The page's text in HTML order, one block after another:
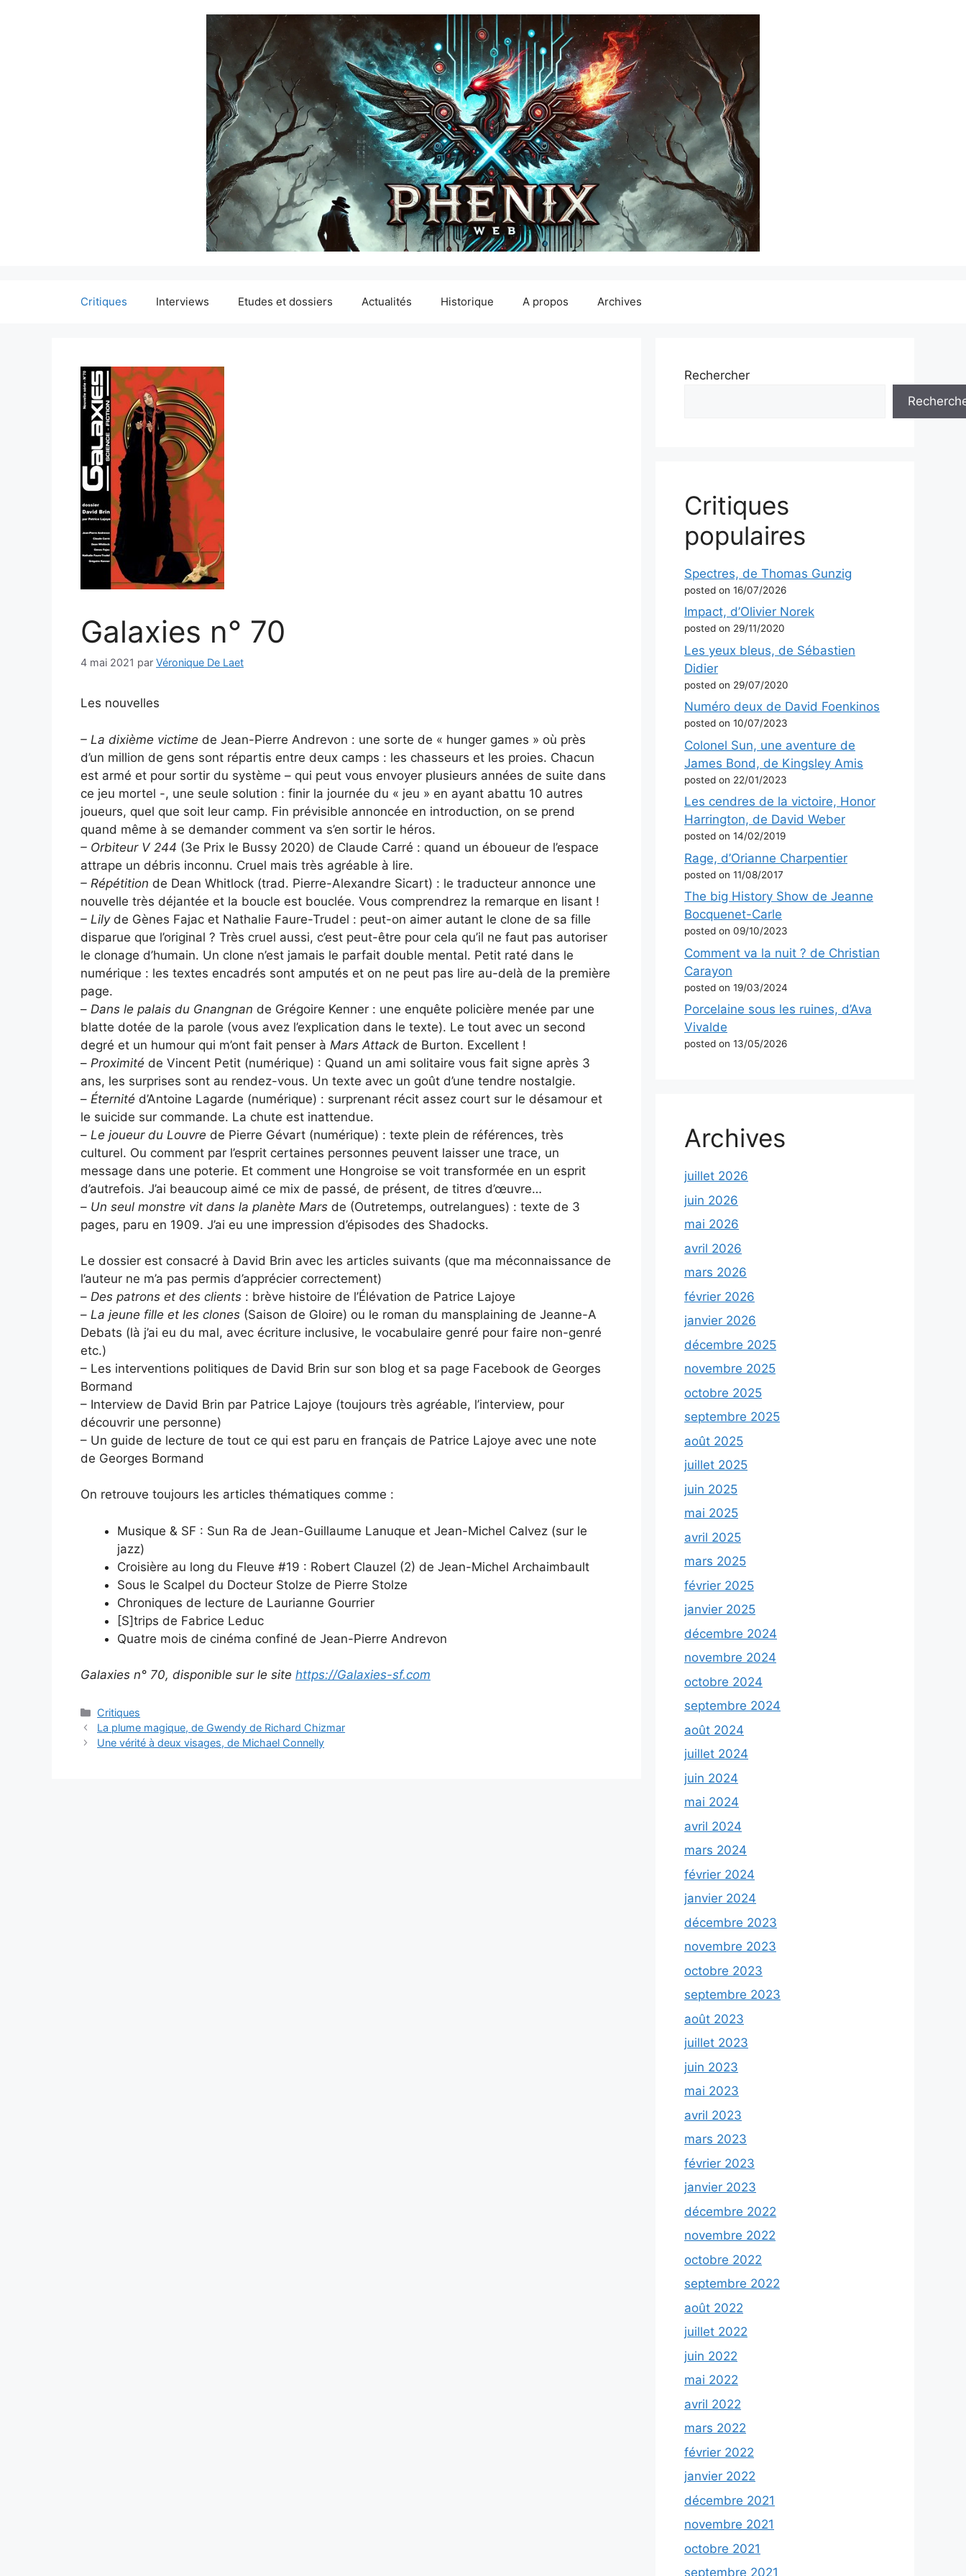
Critiques Interviews Etudes et dossiers Actualités Historique A propos Archives
Galaxies n° 70
4 mai 2021 par Véronique De Laet
Les nouvelles
– La dixième victime de Jean-Pierre Andrevon : une sorte de « hunger games » où près
d’un million de gens sont répartis entre deux camps : les chasseurs et les proies. Chacun
est armé et pour sortir du système – qui peut vous envoyer plusieurs années de suite dans
ce jeu mortel -, une seule solution : finir la journée du « jeu » en ayant abattu 10 autres
joueurs, quel que soit leur camp. Fin prévisible annoncée en introduction, on se prend
quand même à se demander comment va s’en sortir le héros.
– Orbiteur V 244 (3e Prix le Bussy 2020) de Claude Carré : quand un éboueur de l’espace
attrape un débris inconnu. Cruel mais très agréable à lire.
– Répétition de Dean Whitlock (trad. Pierre-Alexandre Sicart) : le traducteur annonce une
nouvelle très déjantée et la boucle est bouclée. Vous comprendrez la remarque en lisant !
– Lilyde Gènes Fajac et Nathalie Faure-Trudel : peut-on aimer autant le clone de sa fille
disparue que l’original ? Très cruel aussi, c’est peut-être pour cela qu’il ne faut pas autoriser
le clonage d’humain. Un clone n’est jamais le parfait double mental. Petit raté dans le
numérique : les textes encadrés sont amputés et on ne peut pas lire au-delà de la première
page.
– Dans le palais du Gnangnan de Grégoire Kenner : une enquête policière menée par une
blatte dotée de la parole (vous avez l’explication dans le texte). Le tout avec un second
degré et un humour qui m’ont fait penser à Mars Attack de Burton. Excellent !
– Proximité de Vincent Petit (numérique) : Quand un ami solitaire vous fait signe après 3
ans, les surprises sont au rendez-vous. Un texte avec un goût d’une tendre nostalgie.
– Éternité d’Antoine Lagarde (numérique) : surprenant récit assez court sur le désamour et
le suicide sur commande. La chute est inattendue.
– Le joueur du Louvre de Pierre Gévart (numérique) : texte plein de références, très
culturel. Ou comment par l’esprit certaines personnes peuvent laisser une trace, un
message dans une poterie. Et comment une Hongroise se voit transformée en un esprit
d’autrefois. J’ai beaucoup aimé ce mix de passé, de présent, de titres d’œuvre…
– Un seul monstre vit dans la planète Mars de (Outretemps, outrelangues) : texte de 3
pages, paru en 1909. J’ai eu une impression d’épisodes des Shadocks.
Le dossier est consacré à David Brin avec les articles suivants (que ma méconnaissance de
l’auteur ne m’a pas permis d’apprécier correctement)
– Des patrons et des clients : brève histoire de l’Élévation de Patrice Lajoye
– La jeune fille et les clones (Saison de Gloire) ou le roman du mansplaining de Jeanne-A
Debats (là j’ai eu du mal, avec écriture inclusive, le vocabulaire genré pour faire non-genré
etc.)
– Les interventions politiques de David Brin sur son blog et sa page Facebook de Georges
Bormand
– Interview de David Brin par Patrice Lajoye (toujours très agréable, l’interview, pour
découvrir une personne)
– Un guide de lecture de tout ce qui est paru en français de Patrice Lajoye avec une note
de Georges Bormand
On retrouve toujours les articles thématiques comme :
Musique & SF : Sun Ra de Jean-Guillaume Lanuque et Jean-Michel Calvez (sur le
jazz)
Croisière au long du Fleuve #19 : Robert Clauzel (2) de Jean-Michel Archaimbault
Sous le Scalpel du Docteur Stolze de Pierre Stolze
Chroniques de lecture de Laurianne Gourrier
[S]trips de Fabrice Leduc
Quatre mois de cinéma confiné de Jean-Pierre Andrevon
Galaxies n° 70, disponible sur le site https://Galaxies-sf.com
Critiques
La plume magique, de Gwendy de Richard Chizmar
Une vérité à deux visages, de Michael Connelly
Rechercher
Critiques
populaires
Spectres, de Thomas Gunzig
posted on 16/07/2026
Impact, d’Olivier Norek
posted on 29/11/2020
Les yeux bleus, de Sébastien
Didier
posted on 29/07/2020
Numéro deux de David Foenkinos
posted on 10/07/2023
Colonel Sun, une aventure de
James Bond, de Kingsley Amis
posted on 22/01/2023
Les cendres de la victoire, Honor
Harrington, de David Weber
posted on 14/02/2019
Rage, d’Orianne Charpentier
posted on 11/08/2017
The big History Show de Jeanne
Bocquenet-Carle
posted on 09/10/2023
Comment va la nuit ? de Christian
Carayon
posted on 19/03/2024
Porcelaine sous les ruines, d’Ava
Vivalde
posted on 13/05/2026
Archives
juillet 2026
juin 2026
mai 2026
avril 2026
mars 2026
février 2026
janvier 2026
décembre 2025
novembre 2025
octobre 2025
septembre 2025
août 2025
juillet 2025
juin 2025
mai 2025
avril 2025
mars 2025
février 2025
janvier 2025
décembre 2024
novembre 2024
octobre 2024
septembre 2024
août 2024
juillet 2024
juin 2024
mai 2024
avril 2024
mars 2024
février 2024
janvier 2024
décembre 2023
novembre 2023
octobre 2023
septembre 2023
août 2023
juillet 2023
juin 2023
mai 2023
avril 2023
mars 2023
février 2023
janvier 2023
décembre 2022
novembre 2022
octobre 2022
septembre 2022
août 2022
juillet 2022
juin 2022
mai 2022
avril 2022
mars 2022
février 2022
janvier 2022
décembre 2021
novembre 2021
octobre 2021
septembre 2021